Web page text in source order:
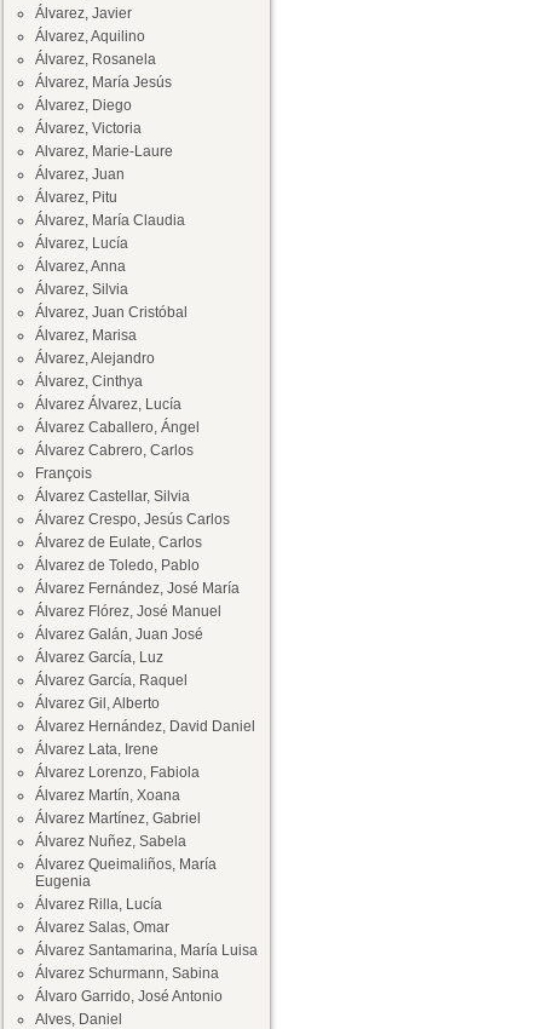
Álvarez, Javier
Álvarez, Aquilino
Álvarez, Rosanela
Álvarez, María Jesús
Álvarez, Diego
Álvarez, Victoria
Alvarez, Marie-Laure
Álvarez, Juan
Álvarez, Pitu
Álvarez, María Claudia
Álvarez, Lucía
Álvarez, Anna
Álvarez, Silvia
Álvarez, Juan Cristóbal
Álvarez, Marisa
Álvarez, Alejandro
Álvarez, Cinthya
Álvarez Álvarez, Lucía
Álvarez Caballero, Ángel
Álvarez Cabrero, Carlos
François
Álvarez Castellar, Silvia
Álvarez Crespo, Jesús Carlos
Álvarez de Eulate, Carlos
Álvarez de Toledo, Pablo
Álvarez Fernández, José María
Álvarez Flórez, José Manuel
Álvarez Galán, Juan José
Álvarez García, Luz
Álvarez García, Raquel
Álvarez Gil, Alberto
Álvarez Hernández, David Daniel
Álvarez Lata, Irene
Álvarez Lorenzo, Fabiola
Álvarez Martín, Xoana
Álvarez Martínez, Gabriel
Álvarez Nuñez, Sabela
Álvarez Queimaliños, María
Eugenia
Álvarez Rilla, Lucía
Álvarez Salas, Omar
Álvarez Santamarina, María Luisa
Álvarez Schurmann, Sabina
Álvaro Garrido, José Antonio
Alves, Daniel